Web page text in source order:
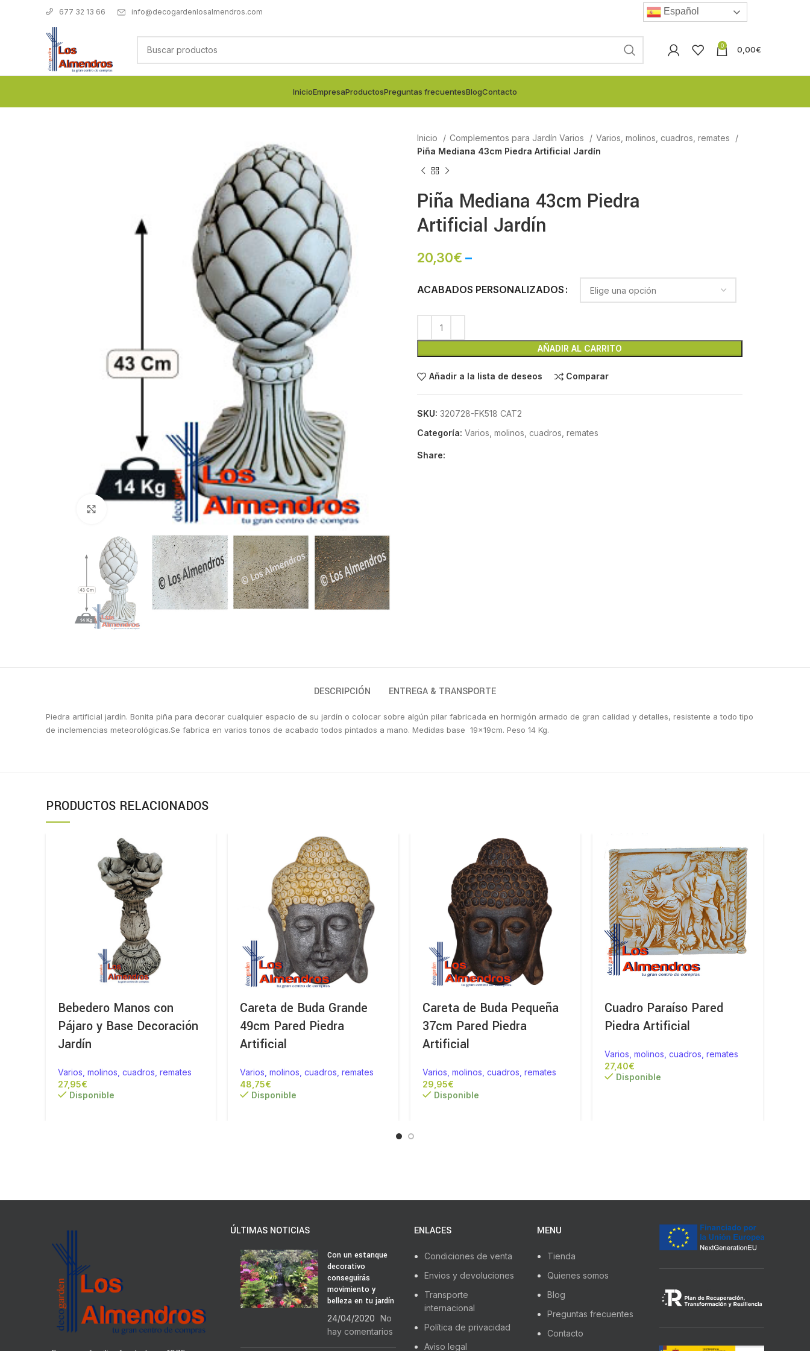
677 32 13 66 info@decogardenlosalmendros.com Español
0 0,00€
InicioEmpresaProductosPreguntas frecuentesBlogContacto
Inicio Complementos para Jardín Varios
Varios, molinos, cuadros, remates
Piña Mediana 43cm Piedra Artificial Jardín
Piña Mediana 43cm Piedra
Artificial Jardín
20,30€ –
ACABADOS PERSONALIZADOS
AÑADIR AL CARRITO
Añadir a la lista de deseos Comparar
SKU: 320728-FK518 CAT2
Categoría: Varios, molinos, cuadros, remates
Share:
DESCRIPCIÓN ENTREGA & TRANSPORTE
Piedra artificial jardín. Bonita piña para decorar cualquier espacio de su jardín o colocar sobre algún pilar fabricada en hormigón armado de gran calidad y detalles, resistente a todo tipo
de inclemencias meteorológicas.Se fabrica en varios tonos de acabado todos pintados a mano. Medidas base 19x19cm. Peso 14 Kg.
PRODUCTOS RELACIONADOS
Bebedero Manos con
Pájaro y Base Decoración
Jardín
Varios, molinos, cuadros, remates
€
Disponible
Careta de Buda Grande
49cm Pared Piedra
Artificial
Varios, molinos, cuadros, remates
€
Disponible
Careta de Buda Pequeña
37cm Pared Piedra
Artificial
Varios, molinos, cuadros, remates
€
Disponible
Cuadro Paraíso Pared
Piedra Artificial
Varios, molinos, cuadros, remates
€
Disponible
ÚLTIMAS NOTICIAS
Con un estanque
decorativo
conseguirás
movimiento y
belleza en tu jardín
24/04/2020 No
hay comentarios
ENLACES
Condiciones de venta
Envios y devoluciones
Transporte
internacional
Política de privacidad
Aviso legal
MENU
Tienda
Quienes somos
Blog
Preguntas frecuentes
Contacto